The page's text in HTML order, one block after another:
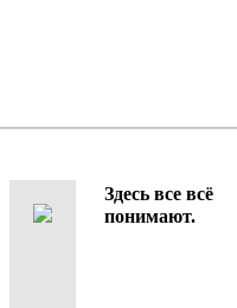
Здесь все всё
понимают.